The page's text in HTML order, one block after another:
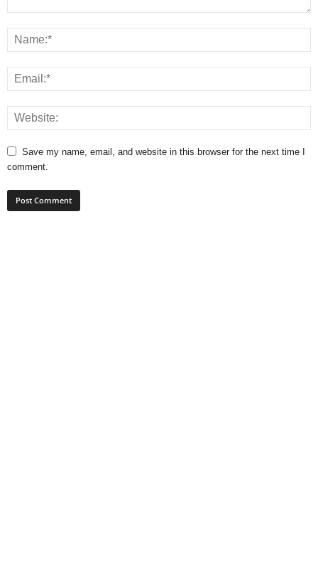
Save my name, email, and website in this browser for the next time I
comment.